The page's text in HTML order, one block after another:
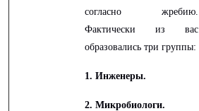
согласно жребию.
Фактически из вас
образовались три группы:
1. Инженеры.
2. Микробиологи.